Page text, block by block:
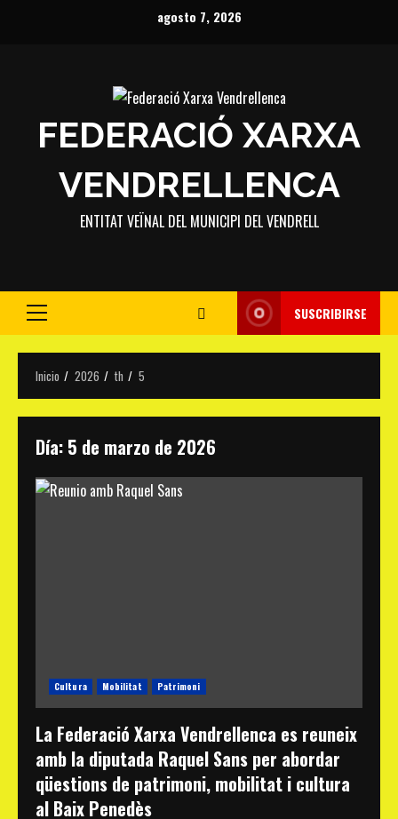
agosto 7, 2026
FEDERACIÓ XARXA
VENDRELLENCA
ENTITAT VEÏNAL DEL MUNICIPI DEL VENDRELL
Menú
SUSCRIBIRSE
Inicio 2026 th 5
Día: 5 de marzo de 2026
Cultura Mobilitat Patrimoni
La Federació Xarxa Vendrellenca es reuneix
amb la diputada Raquel Sans per abordar
qüestions de patrimoni, mobilitat i cultura
al Baix Penedès